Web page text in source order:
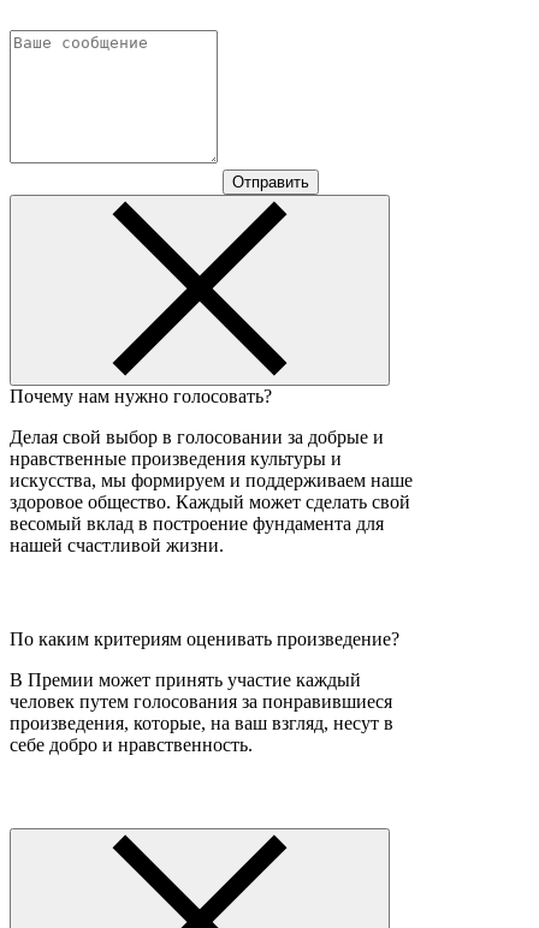
Отправить
Почему нам нужно голосовать?
Делая свой выбор в голосовании за добрые и
нравственные произведения культуры и
искусства, мы формируем и поддерживаем наше
здоровое общество. Каждый может сделать свой
весомый вклад в построение фундамента для
нашей счастливой жизни.
По каким критериям оценивать произведение?
В Премии может принять участие каждый
человек путем голосования за понравившиеся
произведения, которые, на ваш взгляд, несут в
себе добро и нравственность.